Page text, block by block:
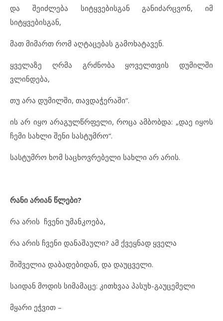
და შეიძლება სიტყვებისგან განიძარცვონ, იმ
სიტყვებისგან,
მათ მიმართ რომ აღტაცებას გამოხატავენ.
ყველაზე ღრმა გრძნობა ყოველთვის დუმილში
ვლინდება,
თუ არა დუმილში, თავდაჭერაში“.
ის არ იყო არაგულწრფელი, როცა ამბობდა: „დაე იყოს
ჩემი სახლი შენი სასტუმრო“.
სასტუმრო ხომ საცხოვრებელი სახლი არ არის.
რანი არიან წლები?
რა არის ჩვენი უმანკოება,
რა არის ჩვენი დანაშაული? ამ ქვეყნად ყველა
შიშველია დაბადებიდან, და დაუცველი.
საიდან მოდის სიმამაცე: კითხვაა პასუხ-გაუცემელი
მყარი ეჭვით –